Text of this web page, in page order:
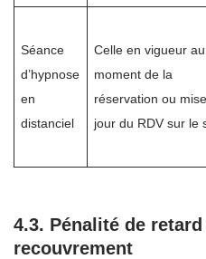
Séance
d’hypnose
en
distanciel
Celle en vigueur au
moment de la
réservation ou
jour du RDV sur le
4.3. Pénalité de
recouvrement